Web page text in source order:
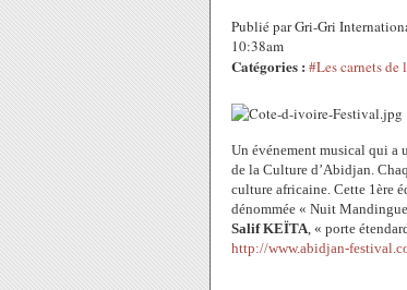
Publié par Gri-Gri
10:38am
Catégories : #Les carnets de
Un événement musical qui a
de la Culture d’Abidjan.
culture africaine. Cette 1ère
dénommée « Nuit
Salif KEÏTA, « porte
http://www.abidjan-